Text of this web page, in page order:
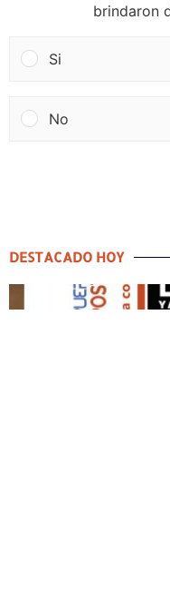
brindaron
Si
No
DESTACADO HOY